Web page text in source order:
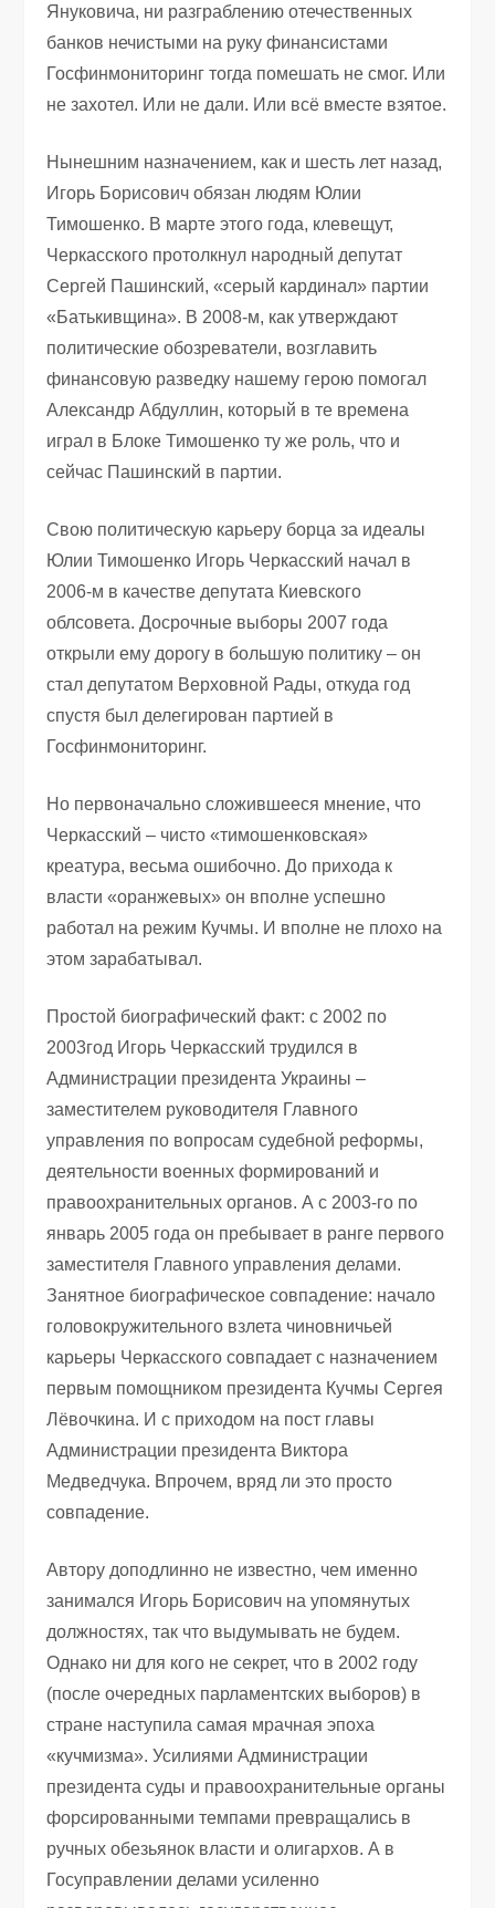
Януковича, ни разграблению отечественных
банков нечистыми на руку финансистами
Госфинмониторинг тогда помешать не смог. Или
не захотел. Или не дали. Или всё вместе взятое.
Нынешним назначением, как и шесть лет назад,
Игорь Борисович обязан людям Юлии
Тимошенко. В марте этого года, клевещут,
Черкасского протолкнул народный депутат
Сергей Пашинский, «серый кардинал» партии
«Батькивщина». В 2008-м, как утверждают
политические обозреватели, возглавить
финансовую разведку нашему герою помогал
Александр Абдуллин, который в те времена
играл в Блоке Тимошенко ту же роль, что и
сейчас Пашинский в партии.
Свою политическую карьеру борца за идеалы
Юлии Тимошенко Игорь Черкасский начал в
2006-м в качестве депутата Киевского
облсовета. Досрочные выборы 2007 года
открыли ему дорогу в большую политику – он
стал депутатом Верховной Рады, откуда год
спустя был делегирован партией в
Госфинмониторинг.
Но первоначально сложившееся мнение, что
Черкасский – чисто «тимошенковская»
креатура, весьма ошибочно. До прихода к
власти «оранжевых» он вполне успешно
работал на режим Кучмы. И вполне не плохо на
этом зарабатывал.
Простой биографический факт: с 2002 по
2003год Игорь Черкасский трудился в
Администрации президента Украины –
заместителем руководителя Главного
управления по вопросам судебной реформы,
деятельности военных формирований и
правоохранительных органов. А с 2003-го по
январь 2005 года он пребывает в ранге первого
заместителя Главного управления делами.
Занятное биографическое совпадение: начало
головокружительного взлета чиновничьей
карьеры Черкасского совпадает с назначением
первым помощником президента Кучмы Сергея
Лёвочкина. И с приходом на пост главы
Администрации президента Виктора
Медведчука. Впрочем, вряд ли это просто
совпадение.
Автору доподлинно не известно, чем именно
занимался Игорь Борисович на упомянутых
должностях, так что выдумывать не будем.
Однако ни для кого не секрет, что в 2002 году
(после очередных парламентских выборов) в
стране наступила самая мрачная эпоха
«кучмизма». Усилиями Администрации
президента суды и правоохранительные органы
форсированными темпами превращались в
ручных обезьянок власти и олигархов. А в
Госуправлении делами усиленно